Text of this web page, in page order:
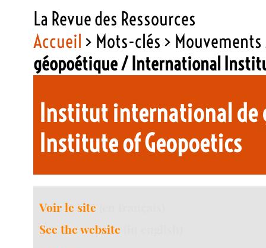
La Revue des Ressources
Accueil > Mots-clés >
géopoétique / International
Institut international
Institute of Geopoetics
Voir le site
See the website